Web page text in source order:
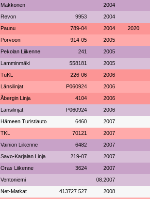
Makkonen 2004
Revon 9953 2004
Paunu 789-04 2004 2020
Porvoon 914-05 2005
Pekolan Liikenne 241 2005
Lamminmäki 558181 2005
TuKL 226-06 2006
Länsilinjat P060924 2006
Åbergin Linja 4104 2006
Länsilinjat P060924 2006
Hämeen Turistiauto 6460 2007
TKL 70121 2007
Vainion Liikenne 6482 2007
Savo-Karjalan Linja 219-07 2007
Oras Liikenne 3624 2007
Ventoniemi 08.2007
Net-Matkat 413727 527 2008